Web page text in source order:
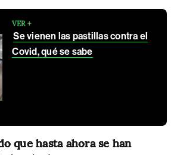
VER +
Se vienen las pastillas contra el
Covid, qué se sabe
que hasta ahora se han